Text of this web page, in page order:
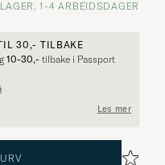
1-4 ARBEIDSDAGER
30,- TILBAKE
10-30,- tilbake i Passport
Les mer